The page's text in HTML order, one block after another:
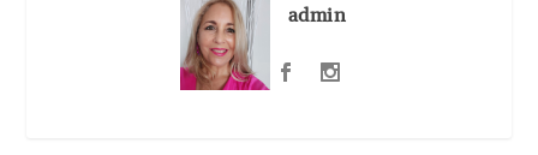
admin